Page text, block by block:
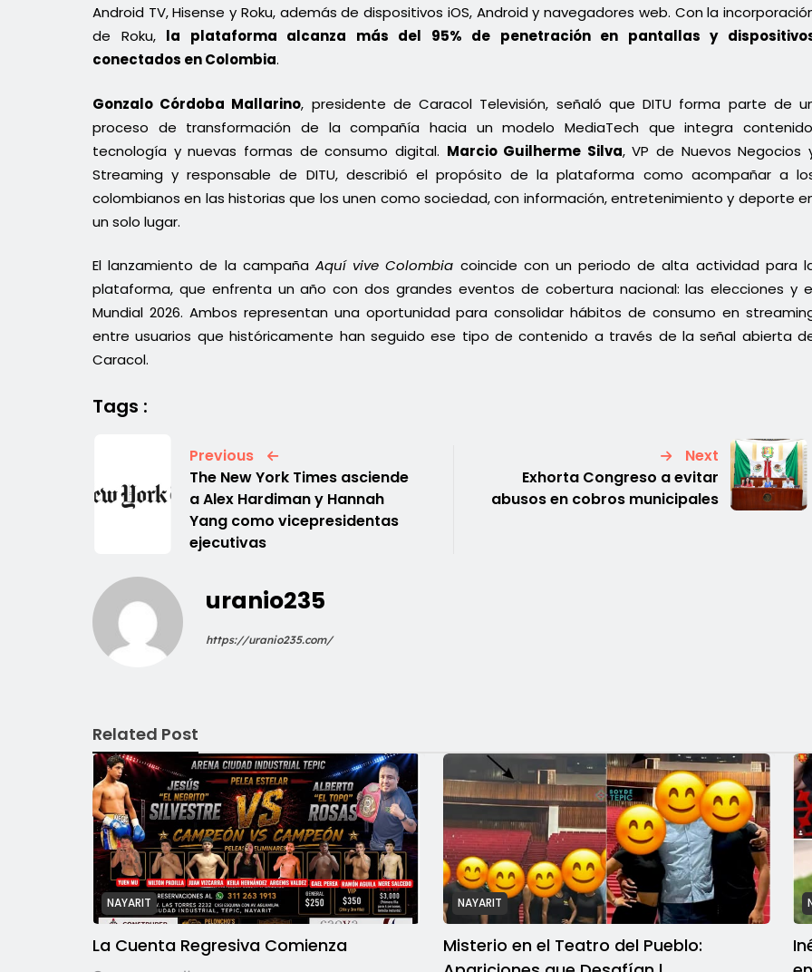
Android TV, Hisense y Roku, además de dispositivos iOS, Android y navegadores web. Con la
de Roku, la plataforma alcanza más del 95% de penetración en pantallas y
conectados en Colombia.
Gonzalo Córdoba Mallarino, presidente de Caracol Televisión, señaló que DITU forma parte de
proceso de transformación de la compañía hacia un modelo MediaTech que integra
tecnología y nuevas formas de consumo digital. Marcio Guilherme Silva, VP de Nuevos Negocios
Streaming y responsable de DITU, describió el propósito de la plataforma como acompañar a
colombianos en las historias que los unen como sociedad, con información, entretenimiento y deporte
un solo lugar.
El lanzamiento de la campaña Aquí vive Colombia coincide con un periodo de alta actividad para
plataforma, que enfrenta un año con dos grandes eventos de cobertura nacional: las elecciones y
Mundial 2026. Ambos representan una oportunidad para consolidar hábitos de consumo en
entre usuarios que históricamente han seguido ese tipo de contenido a través de la señal abierta
Caracol.
Tags :
Previous
The New York Times asciende
a Alex Hardiman y Hannah
Yang como vicepresidentas
ejecutivas
Next
Exhorta Congreso a evitar
abusos en cobros municipales
uranio235
https://uranio235.com/
Related Post
NAYARIT
La Cuenta Regresiva Comienza
NAYARIT
Misterio en el Teatro del Pueblo: